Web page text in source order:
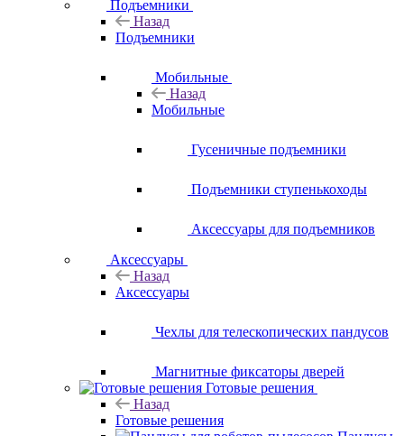
Подъемники
Назад
Подъемники
Мобильные
Назад
Мобильные
Гусеничные подъемники
Подъемники ступенькоходы
Аксессуары для подъемников
Аксессуары
Назад
Аксессуары
Чехлы для телескопических пандусов
Магнитные фиксаторы дверей
Готовые решения
Назад
Готовые решения